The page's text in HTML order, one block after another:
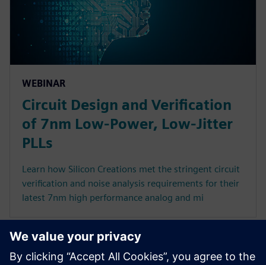
WEBINAR
Circuit Design and Verification
of 7nm Low-Power, Low-Jitter
PLLs
Learn how Silicon Creations met the stringent circuit
verification and noise analysis requirements for their
latest 7nm high performance analog and mi